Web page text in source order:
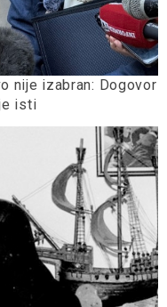
nije izabran: Dogovor
isti